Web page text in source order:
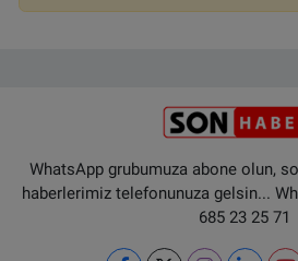
WhatsApp grubumuza abone olun,
haberlerimiz telefonunuza gelsin...
685 23 25 71